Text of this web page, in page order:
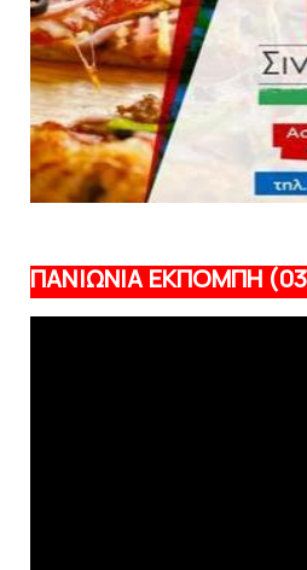
August 07,
ΠΑΝΙΩΝΙΑ ΕΚΠΟΜΠΗ